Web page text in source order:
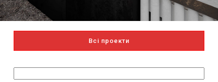
Всі проекти